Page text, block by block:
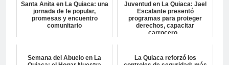
Santa Anita en La Quiaca: una
jornada de fe popular,
promesas y encuentro
comunitario
Juventud en La Quiaca: Jael
Escalante presentó
programas para proteger
derechos, capacitar
carrocero...
Semana del Abuelo en La
La Quiaca reforzó los